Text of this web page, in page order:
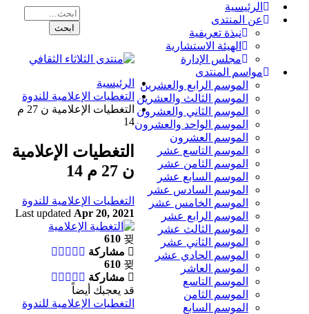
الرئيسية
عن المنتدى
نبذة تعريفية
الهيئة الاستشارية
مجلس الإدارة
مواسم المنتدى
الموسم الرابع والعشرين
الموسم الثالث والعشرين
الموسم الثاني والعشرون
الموسم الواحد والعشرون
الموسم العشرون
الموسم التاسع عشر
الموسم الثامن عشر
الموسم السابع عشر
الموسم السادس عشر
الموسم الخامس عشر
الموسم الرابع عشر
الموسم الثالث عشر
الموسم الثاني عشر
الموسم الحادي عشر
الموسم العاشر
الموسم التاسع
الموسم الثامن
الموسم السابع
الرئيسية
التغطيات الإعلامية للندوة
التغطيات الإعلامية ن 27 م
14
التغطيات الإعلامية
ن 27 م 14
التغطيات الإعلامية للندوة
Last updated Apr 20, 2021
610
مشاركة
610
مشاركة
قد يعجبك أيضاً
التغطيات الإعلامية للندوة